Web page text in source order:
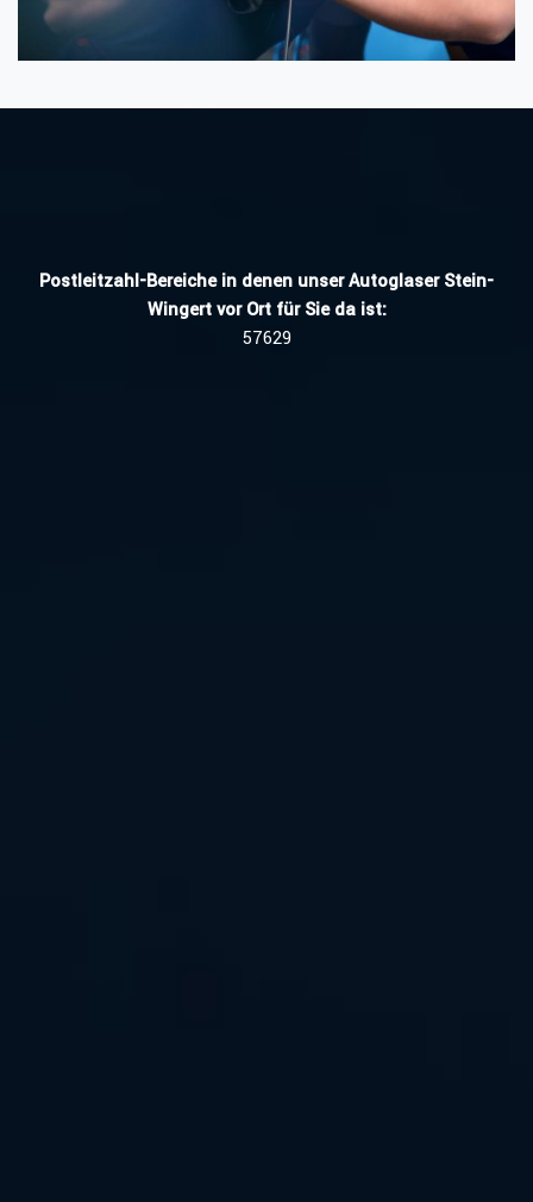
Postleitzahl-Bereiche in denen unser Autoglaser Stein-
Wingert vor Ort für Sie da ist:
57629